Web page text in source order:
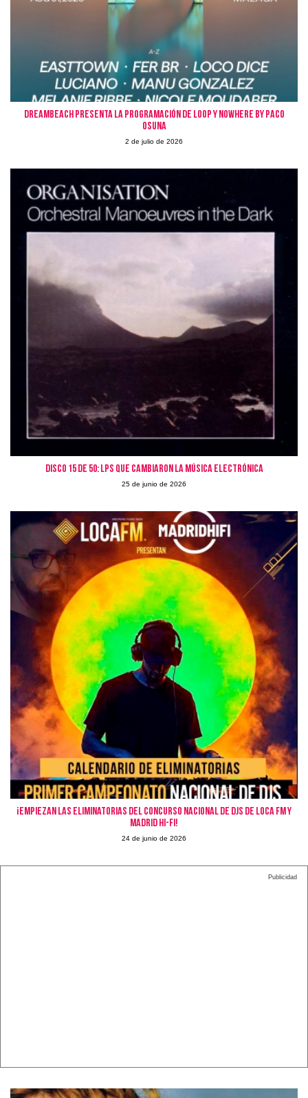
Dreambeach presenta la programación de LOOP y Nowhere by Paco
Osuna
2 de julio de 2026
Disco 15 de 50: LPs que cambiaron la Música Electrónica
25 de junio de 2026
¡Empiezan las eliminatorias del concurso nacional de djs de Loca FM y
Madrid Hi-fi!
24 de junio de 2026
Publicidad